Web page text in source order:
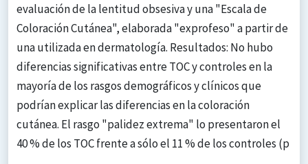
evaluación de la lentitud obsesiva y una "Escala de
Coloración Cutánea", elaborada "exprofeso" a partir de
una utilizada en dermatología. Resultados: No hubo
diferencias significativas entre TOC y controles en la
mayoría de los rasgos demográficos y clínicos que
podrían explicar las diferencias en la coloración
cutánea. El rasgo "palidez extrema" lo presentaron el
40 % de los TOC frente a sólo el 11 % de los controles (p